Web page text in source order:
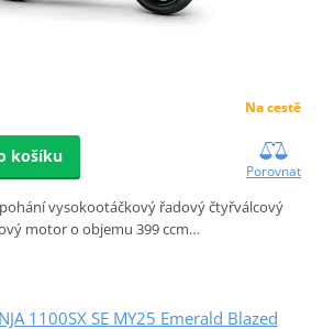
Na cestě
košíku
Porovnat
vysokootáčkový řadový čtyřválcový
motor o objemu 399 ccm…
1100SX SE MY25 Emerald Blazed